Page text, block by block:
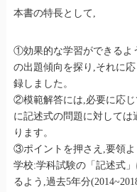
本書の特長として,
①効果的な学習ができるよ
の出題傾向を探り,それに
録しました。
②模範解答には,必要に応じ
に記述式の問題に対して
ります。
③ポイントを押さえ,要領
学校:学科試験の「記述式
るよう,過去5年分